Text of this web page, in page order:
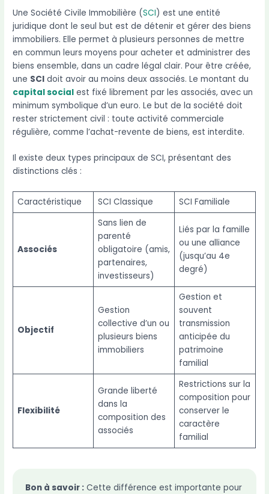
Une Société Civile Immobilière (SCI) est une entité
juridique dont le seul but est de détenir et gérer des biens
immobiliers. Elle permet à plusieurs personnes de mettre
en commun leurs moyens pour acheter et administrer des
biens ensemble, dans un cadre légal clair. Pour être créée,
une SCI doit avoir au moins deux associés. Le montant du
capital social est fixé librement par les associés, avec un
minimum symbolique d’un euro. Le but de la société doit
rester strictement civil : toute activité commerciale
régulière, comme l’achat-revente de biens, est interdite.
Il existe deux types principaux de SCI, présentant des
distinctions clés :
Caractéristique SCI Classique SCI Familiale
Associés
Sans lien de
parenté
obligatoire (amis,
partenaires,
investisseurs)
Liés par la famille
ou une alliance
(jusqu’au 4e
degré)
Objectif
Gestion
collective d’un ou
plusieurs biens
immobiliers
Gestion et
souvent
transmission
anticipée du
patrimoine
familial
Flexibilité
Grande liberté
dans la
composition des
associés
Restrictions sur la
composition pour
conserver le
caractère
familial
Bon à savoir :Cette différence est importante pour